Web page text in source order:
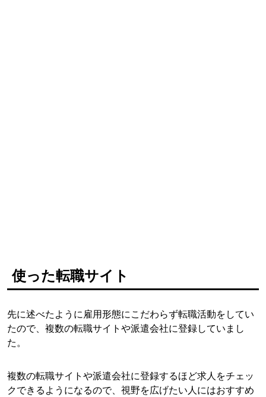
使った転職サイト
先に述べたように雇用形態にこだわらず転職活動をしてい
たので、複数の転職サイトや派遣会社に登録していまし
た。
複数の転職サイトや派遣会社に登録するほど求人をチェッ
クできるようになるので、視野を広げたい人にはおすすめ